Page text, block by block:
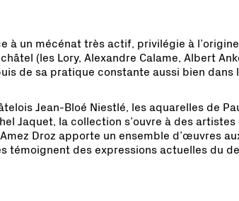
à un mécénat très actif, privilégie à
(les Lory, Alexandre Calame, Albert
de sa pratique constante aussi bien dans
Jean-Bloé Niestlé, les aquarelles de
Jaquet, la collection s’ouvre à des artistes
Droz apporte un ensemble d’œuvres
témoignent des expressions actuelles du